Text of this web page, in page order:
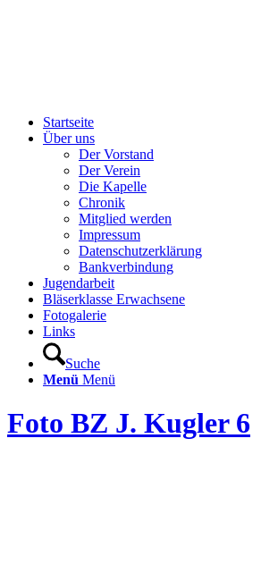
Startseite
Über uns
Der Vorstand
Der Verein
Die Kapelle
Chronik
Mitglied werden
Impressum
Datenschutzerklärung
Bankverbindung
Jugendarbeit
Bläserklasse Erwachsene
Fotogalerie
Links
Suche
Menü Menü
Foto BZ J. Kugler 6